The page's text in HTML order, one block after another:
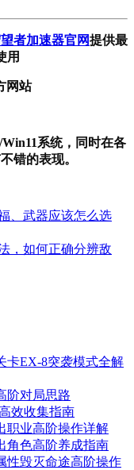
者加速器官网提供最
用
系统，同时在各
错的表现。
、武器应该怎么选
，如何正确分辨敌
卡EX-8突袭模式全解
阶对局思路
效收集指南
职业高阶操作详解
角色高阶养成指南
性毁灭命途高阶操作